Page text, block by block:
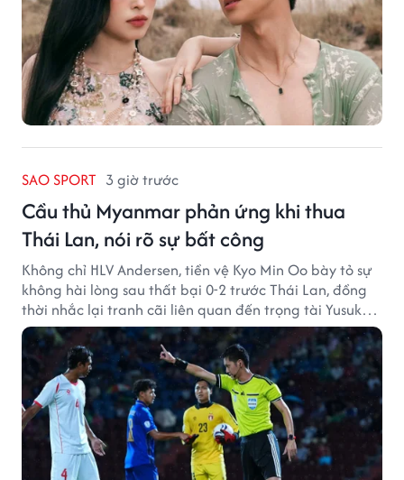
SAO SPORT 3 giờ trước
Cầu thủ Myanmar phản ứng khi thua
Thái Lan, nói rõ sự bất công
Không chỉ HLV Andersen, tiền vệ Kyo Min Oo bày tỏ sự
không hài lòng sau thất bại 0-2 trước Thái Lan, đồng
thời nhắc lại tranh cãi liên quan đến trọng tài Yusuke
Ohashi.